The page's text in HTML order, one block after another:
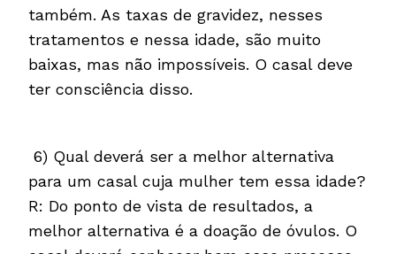
também. As taxas de gravidez, nesses
tratamentos e nessa idade, são muito
baixas, mas não impossíveis. O casal deve
ter consciência disso.
6) Qual deverá ser a melhor alternativa
para um casal cuja mulher tem essa idade?
R: Do ponto de vista de resultados, a
melhor alternativa é a doação de óvulos. O